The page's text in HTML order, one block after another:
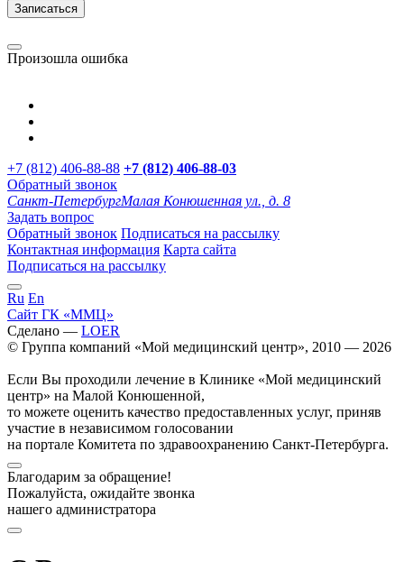
Записаться
Произошла ошибка
+7 (812) 406-88-88 +7 (812) 406-88-03
Обратный звонок
Санкт-ПетербургМалая Конюшенная ул., д. 8
Задать вопрос
Обратный звонок Подписаться на рассылку
Контактная информация Карта сайта
Подписаться на рассылку
Ru En
Сайт ГК «ММЦ»
Сделано — LOER
© Группа компаний «Мой медицинский центр», 2010 — 2026
Если Вы проходили лечение в Клинике «Мой медицинский
центр» на Малой Конюшенной,
то можете оценить качество предоставленных услуг, приняв
участие в независимом голосовании
на портале Комитета по здравоохранению Санкт-Петербурга.
Благодарим за обращение!
Пожалуйста, ожидайте звонка
нашего администратора